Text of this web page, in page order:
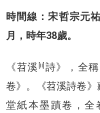
時間線：宋哲宗元
月，時年38歲。
《苕溪 [ii] 詩》，全
卷》。《苕溪詩卷
堂紙本墨蹟卷，全